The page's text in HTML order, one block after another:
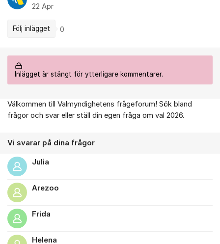
22 Apr
Följ inlägget 0
Inlägget är stängt för ytterligare kommentarer.
Om forumet
Välkommen till Valmyndighetens frågeforum! Sök bland
frågor och svar eller ställ din egen fråga om val 2026.
Vi svarar på dina frågor
Julia
Arezoo
Frida
Helena